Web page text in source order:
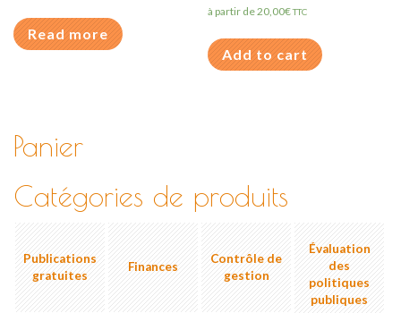
Read more
à partir de20,00€TTC
Add to cart
Panier
Catégories de produits
Publications
gratuites
Finances
Contrôle de
gestion
Évaluation
des
politiques
publiques